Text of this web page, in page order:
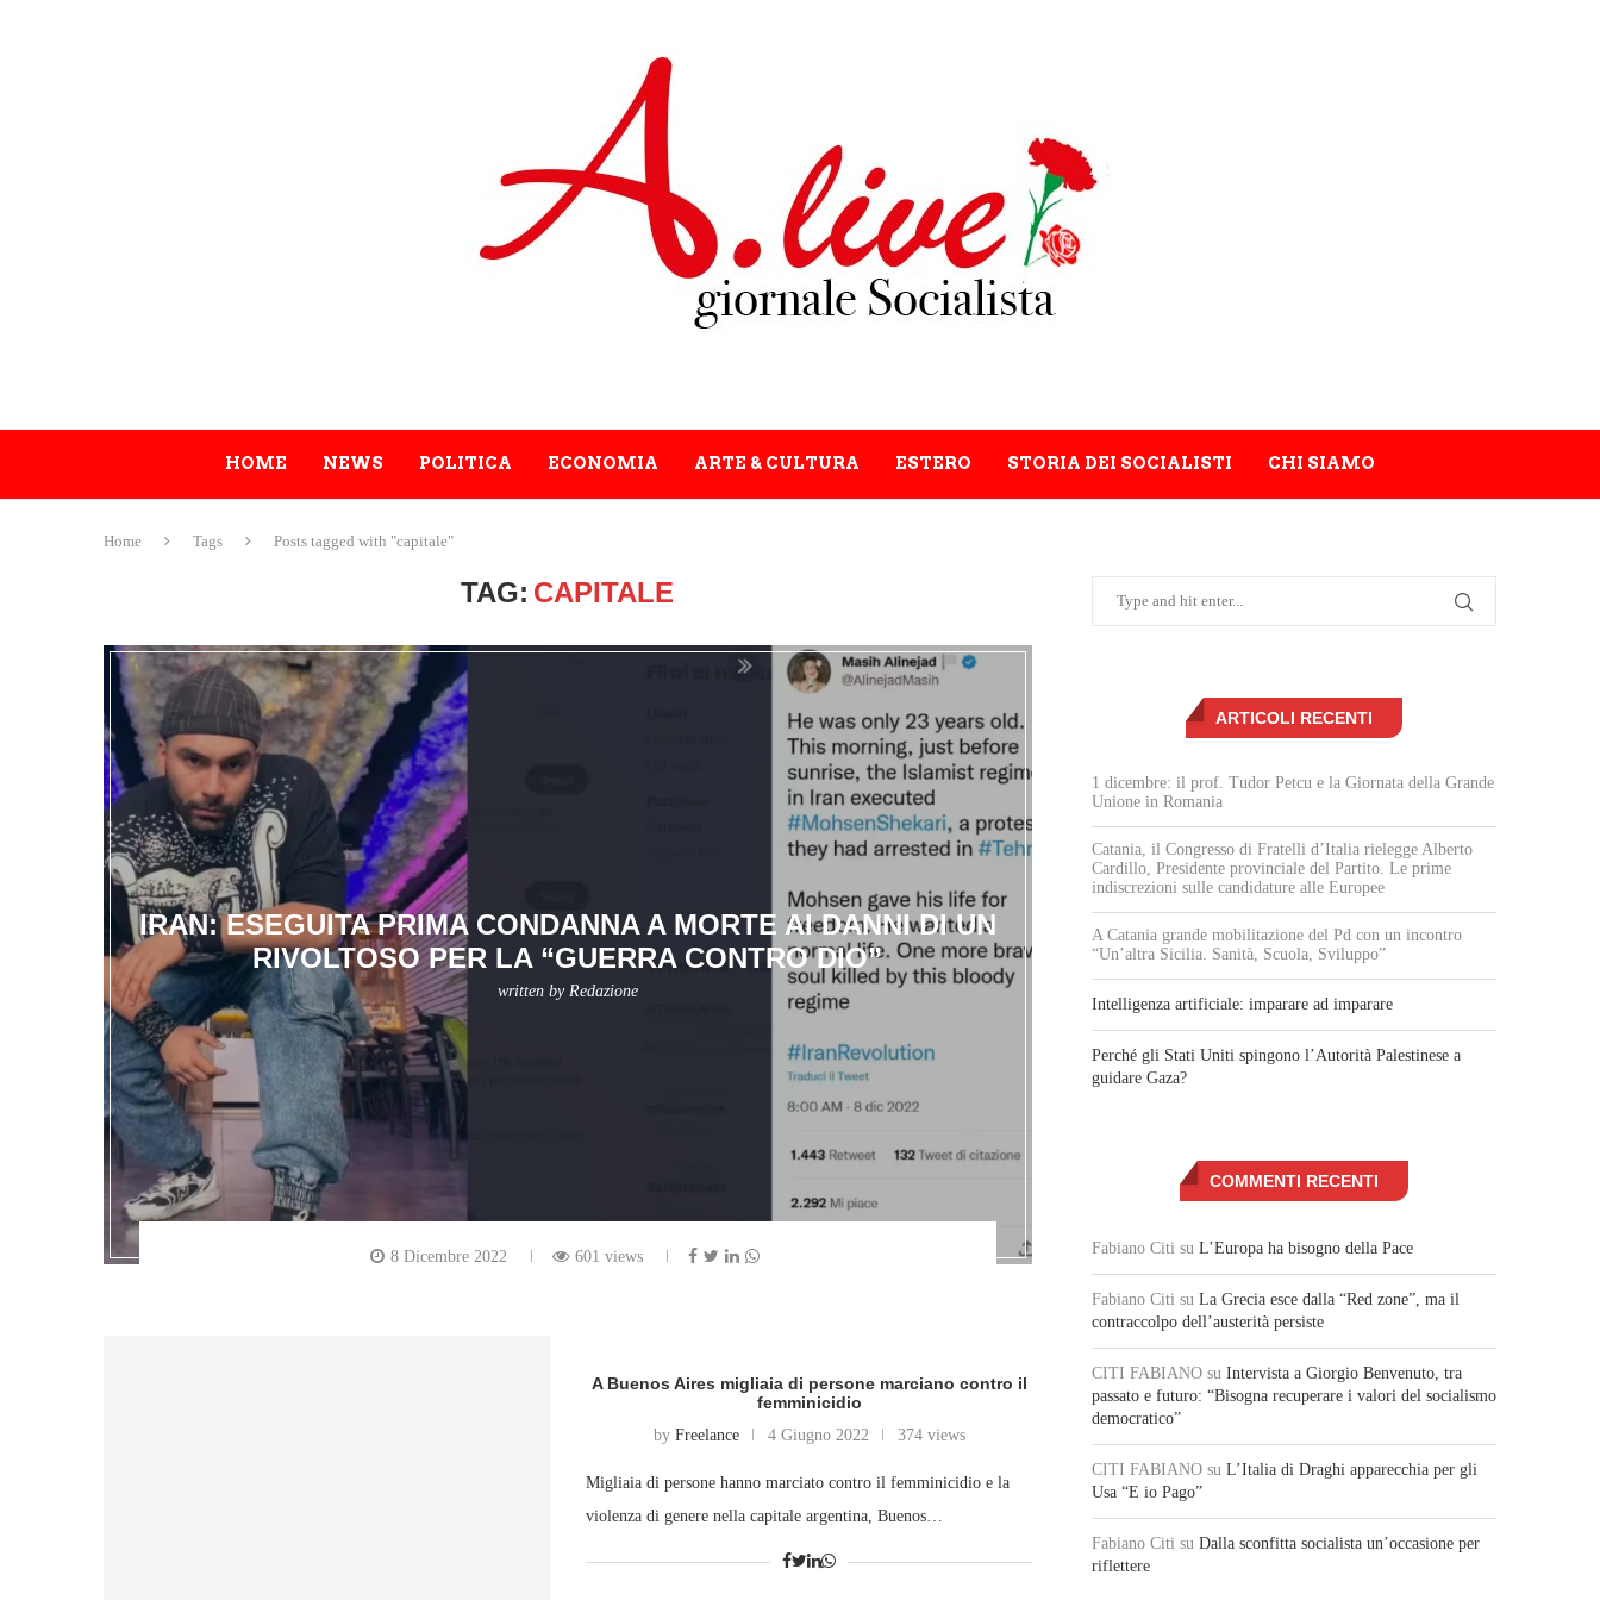
HOME NEWS POLITICA ECONOMIA ARTE & CULTURA ESTERO STORIA DEI SOCIALISTI CHI SIAMO
Home Tags Posts tagged with "capitale"
TAG: CAPITALE
IRAN: ESEGUITA PRIMA CONDANNA A MORTE AI DANNI DI UN
RIVOLTOSO PER LA “GUERRA CONTRO DIO”
written by Redazione
8 Dicembre 2022 601 views
A Buenos Aires migliaia di persone marciano contro il
femminicidio
by Freelance 4 Giugno 2022 374 views
Migliaia di persone hanno marciato contro il femminicidio e la
violenza di genere nella capitale argentina, Buenos…
ARTICOLI RECENTI
1 dicembre: il prof. Tudor Petcu e la Giornata della Grande
Unione in Romania
Catania, il Congresso di Fratelli d’Italia rielegge Alberto
Cardillo, Presidente provinciale del Partito. Le prime
indiscrezioni sulle candidature alle Europee
A Catania grande mobilitazione del Pd con un incontro
“Un’altra Sicilia. Sanità, Scuola, Sviluppo”
Intelligenza artificiale: imparare ad imparare
Perché gli Stati Uniti spingono l’Autorità Palestinese a
guidare Gaza?
COMMENTI RECENTI
Fabiano Citi su L’Europa ha bisogno della Pace
Fabiano Citi su La Grecia esce dalla “Red zone”, ma il
contraccolpo dell’austerità persiste
CITI FABIANO su Intervista a Giorgio Benvenuto, tra
passato e futuro: “Bisogna recuperare i valori del socialismo
democratico”
CITI FABIANO su L’Italia di Draghi apparecchia per gli
Usa “E io Pago”
Fabiano Citi su Dalla sconfitta socialista un’occasione per
riflettere